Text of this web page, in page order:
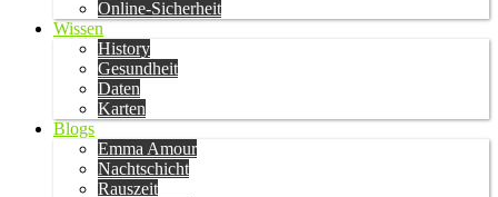
Online-Sicherheit
Wissen
History
Gesundheit
Daten
Karten
Blogs
Emma Amour
Nachtschicht
Rauszeit